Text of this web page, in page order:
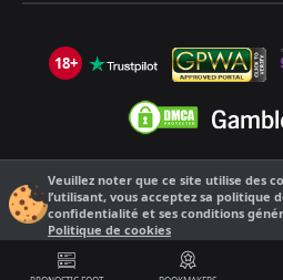
Veuillez noter que ce site utilise des
l’utilisant, vous acceptez sa politique
confidentialité et ses conditions
Politique de cookies
18+
©2013 - 2026 Nostrabet.com - Tous les
pas adapté aux moins
18+ S'il vous plaît, jouez de